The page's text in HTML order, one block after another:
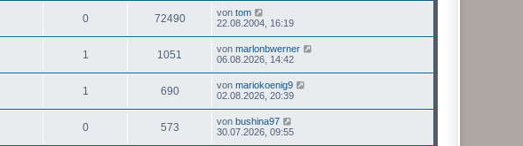
0 72490 von tom
22.08.2004, 16:19
1 1051 von marlonbwerner
06.08.2026, 14:42
1 690 von mariokoenig9
02.08.2026, 20:39
0 573 von bushina97
30.07.2026, 09:55